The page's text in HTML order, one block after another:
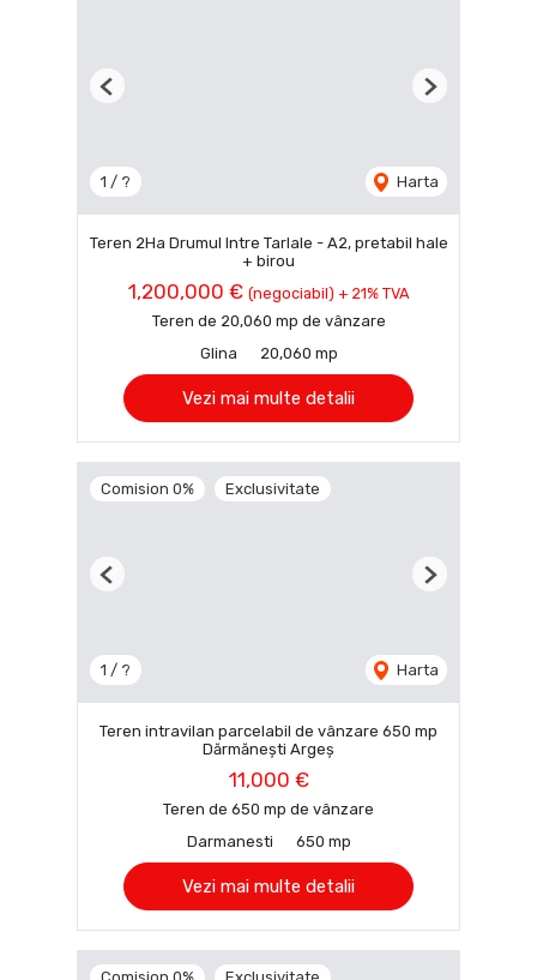
1 / ? Harta
Previous Next
Teren 2Ha Drumul Intre Tarlale - A2, pretabil hale
+ birou
1,200,000 € (negociabil) + 21% TVA
Teren de 20,060 mp de vânzare
Glina
20,060 mp
Vezi mai multe detalii
Comision 0% Exclusivitate
1 / ? Harta
Previous Next
Teren intravilan parcelabil de vânzare 650 mp
Dărmănești Argeș
11,000 €
Teren de 650 mp de vânzare
Darmanesti
650 mp
Vezi mai multe detalii